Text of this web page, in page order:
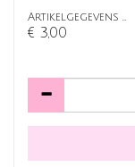
Artikelgegevens …
€ 3,00